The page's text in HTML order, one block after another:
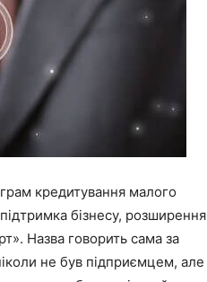
кредитування малого
бізнесу, розширення
Назва говорить сама за
не був підприємцем, але